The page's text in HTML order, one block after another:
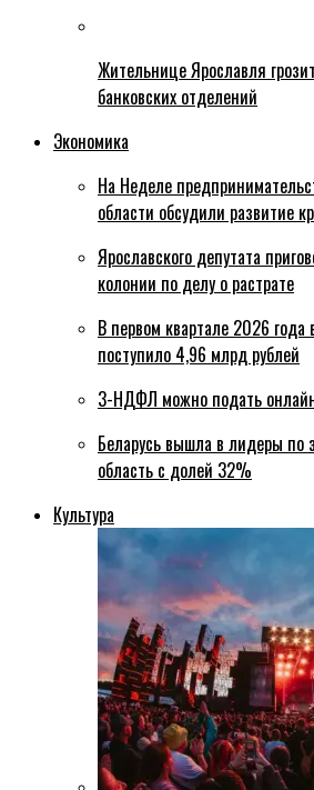
Жительнице Ярославля
банковских отделений
Экономика
На Неделе
области обсудили развитие
Ярославского депутата
колонии по делу о растрате
В первом квартале 2026
поступило 4,96 млрд рублей
3-НДФЛ можно подать
Беларусь вышла в лидеры по
область с долей 32%
Культура